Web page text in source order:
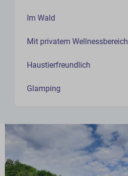
Im Wald
Mit privatem Wellnessbereich
Haustierfreundlich
Glamping